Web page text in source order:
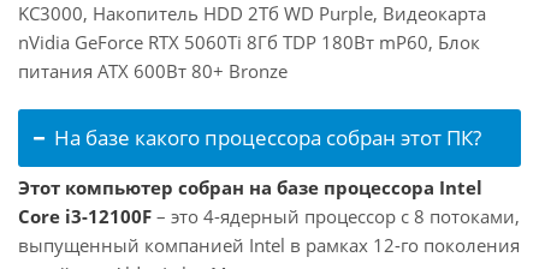
KC3000, Накопитель HDD 2Тб WD Purple, Видеокарта
nVidia GeForce RTX 5060Ti 8Гб TDP 180Вт mP60, Блок
питания ATX 600Вт 80+ Bronze
На базе какого процессора собран этот ПК?
Этот компьютер собран на базе процессора Intel
Core i3-12100F – это 4-ядерный процессор с 8 потоками,
выпущенный компанией Intel в рамках 12-го поколения